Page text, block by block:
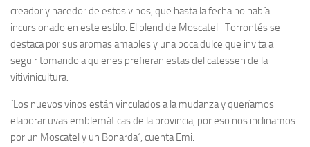
creador y hacedor de estos vinos, que hasta la fecha no había
incursionado en este estilo. El blend de Moscatel -Torrontés se
destaca por sus aromas amables y una boca dulce que invita a
seguir tomando a quienes prefieran estas delicatessen de la
vitivinicultura.
´Los nuevos vinos están vinculados a la mudanza y queríamos
elaborar uvas emblemáticas de la provincia, por eso nos inclinamos
por un Moscatel y un Bonarda´, cuenta Emi.